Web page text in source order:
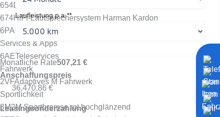
654DAB Tuner
674HiFi-Lautsprechersystem Harman Kardon
6PA Personal eSIM
Services & Apps
6AETeleservices
Fahrwerk
2VFAdaptives M Fahrwerk
Sportlichkeit
3M2M Sportbremse rot hochglänzend
Laufleistung p.a.**
Monatliche Rate507,21 €
Anschaffungspreis
36.470,86 €
Leasingsonderzahlung